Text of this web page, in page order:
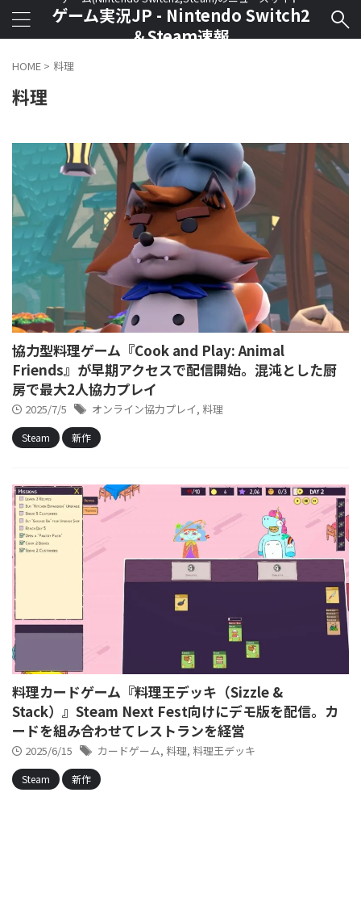
ゲーム実況JP - Nintendo Switch2
＆Steam速報
HOME > 料理
料理
協力型料理ゲーム『Cook and Play: Animal
Friends』が早期アクセスで配信開始。混沌とした厨
房で最大2人協力プレイ
2025/7/5 オンライン協力プレイ, 料理
Steam 新作
料理カードゲーム『料理王デッキ（Sizzle &
Stack）』Steam Next Fest向けにデモ版を配信。カ
ードを組み合わせてレストランを経営
2025/6/15 カードゲーム, 料理, 料理王デッキ
Steam 新作